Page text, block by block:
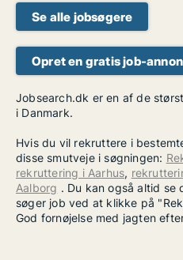
Se alle jobsøgere
Opret en gratis job-
Jobsearch.dk er en af de
i Danmark.
Hvis du vil rekruttere i
disse smutveje i søgningen:
rekruttering i Aarhus,
Aalborg . Du kan også altid se
søger job ved at klikke på
God fornøjelse med jagten